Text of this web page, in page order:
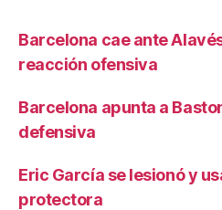
Barcelona cae ante
reacción ofensiva
Barcelona apunta a
defensiva
Eric García se lesionó y
protectora